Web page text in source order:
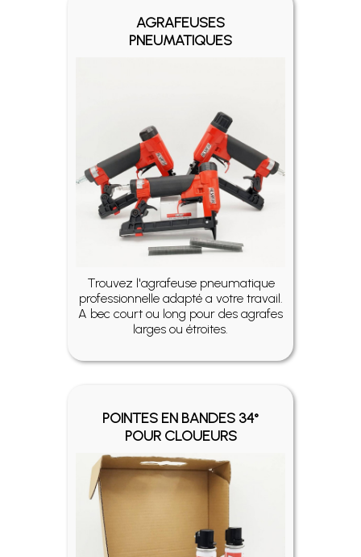
AGRAFEUSES
PNEUMATIQUES
Trouvez l'agrafeuse pneumatique
professionnelle adapté a votre travail.
A bec court ou long pour des agrafes
larges ou étroites.
POINTES EN BANDES 34°
POUR CLOUEURS